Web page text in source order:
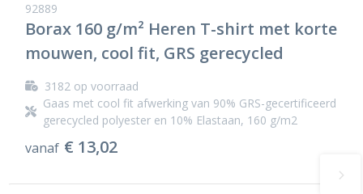
92889
Borax 160 g/m² Heren T-shirt met korte
mouwen, cool fit, GRS gerecycled
3182op voorraad
Gaas met cool fit afwerking van 90% GRS-gecertificeerd
gerecycled polyester en 10% Elastaan, 160 g/m2
vanaf € 13,02